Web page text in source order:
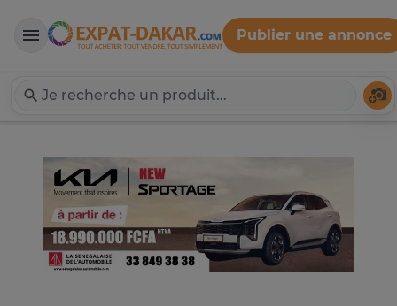
Expat-Dakar
Publier une annonce